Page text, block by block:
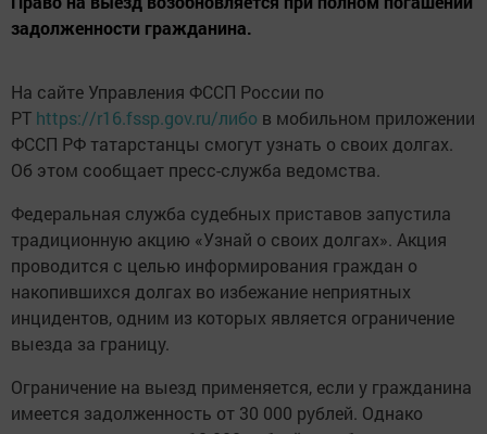
задолженности гражданина.
На сайте Управления ФССП России по
РТ https://r16.fssp.gov.ru/либо в мобильном приложении
ФССП РФ татарстанцы смогут узнать о своих долгах.
Об этом сообщает пресс-служба ведомства.
Федеральная служба судебных приставов запустила
традиционную акцию «Узнай о своих долгах». Акция
проводится с целью информирования граждан о
накопившихся долгах во избежание неприятных
инцидентов, одним из которых является ограничение
выезда за границу.
Ограничение на выезд применяется, если у гражданина
имеется задолженность от 30 000 рублей. Однако